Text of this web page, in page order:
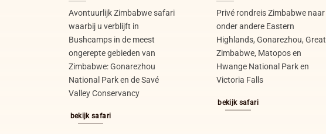
Avontuurlijk Zimbabwe safari
waarbij u verblijft in
Bushcamps in de meest
ongerepte gebieden van
Zimbabwe: Gonarezhou
National Park en de Savé
Valley Conservancy
bekijk safari
Privé rondreis Zimbabwe naar
onder andere Eastern
Highlands, Gonarezhou, Great
Zimbabwe, Matopos en
Hwange National Park en
Victoria Falls
bekijk safari